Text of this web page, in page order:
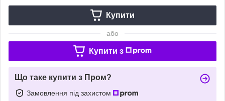
Купити
або
Купити з
Що таке купити з Пром?
Замовлення під захистом